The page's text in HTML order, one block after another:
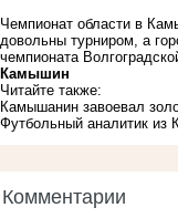
Чемпионат области в
довольны турниром, а
чемпионата
Камышин
Читайте также:
Камышанин завоевал
Футбольный аналитик из
Комментарии